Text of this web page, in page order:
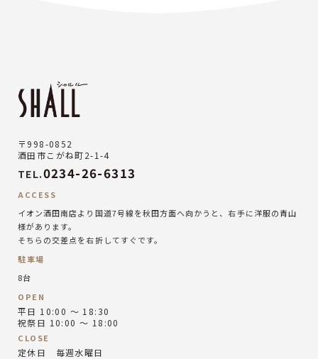
〒998-0852
酒田市こがね町2-1-4
TEL.0234-26-6313
ACCESS
イオン酒田南店より国道7号線を秋田方面へ向かうと、右手に洋服の青山
様があります。
そちらの交差点を右折してすぐです。
駐車場
8台
OPEN
平日 10:00 ～ 18:30
祝祭日 10:00 ～ 18:00
CLOSE
定休日 毎週水曜日